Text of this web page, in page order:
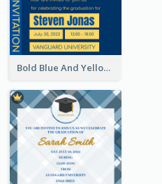
Bold Blue And Yellow Educational Ceremony Invitation Design Ideas